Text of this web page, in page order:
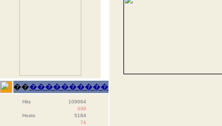
������������
Hits
109664
498
Hosts
5184
74